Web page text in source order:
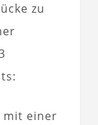
zu
mit einer